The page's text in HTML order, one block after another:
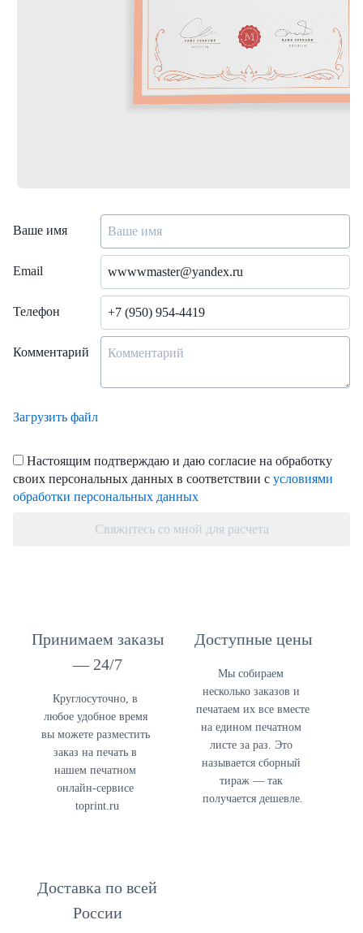
Ваше имя
Email
Телефон
Комментарий
Загрузить файл
Настоящим подтверждаю и даю согласие на обработку
своих персональных данных в соответствии с условиями
обработки персональных данных
Свяжитесь со мной для расчета
Принимаем заказы
— 24/7
Круглосуточно, в
любое удобное время
вы можете разместить
заказ на печать в
нашем печатном
онлайн-сервисе
toprint.ru
Доступные цены
Мы собираем
несколько заказов и
печатаем их все вместе
на едином печатном
листе за раз. Это
называется сборный
тираж — так
получается дешевле.
Доставка по всей
России